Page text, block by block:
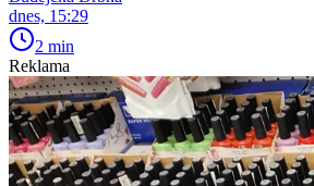
dnes, 15:29
2 min
Reklama